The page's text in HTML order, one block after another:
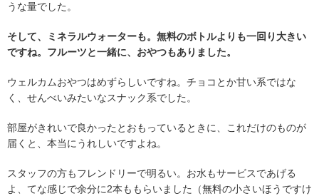
うな量でした。
そして、ミネラルウォーターも。無料のボトルよりも一回り大きい
ですね。フルーツと一緒に、おやつもありました。
ウェルカムおやつはめずらしいですね。チョコとか甘い系ではな
く、せんべいみたいなスナック系でした。
部屋がきれいで良かったとおもっているときに、これだけのものが
届くと、本当にうれしいですよね。
スタッフの方もフレンドリーで明るい。お水もサービスであげる
よ、てな感じで余分に2本ももらいました（無料の小さいほうですけ